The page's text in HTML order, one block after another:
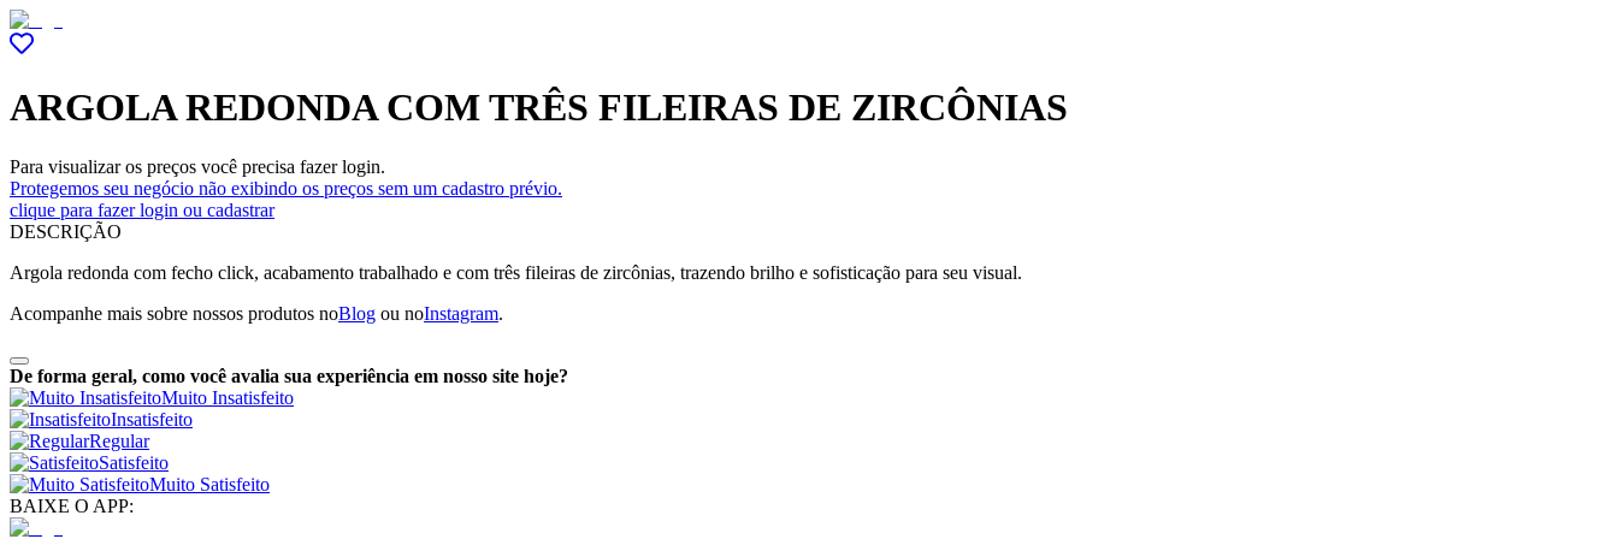
ARGOLA REDONDA COM TRÊS FILEIRAS DE ZIRCÔNIAS
Para visualizar os preços você precisa fazer login.
Protegemos seu negócio não exibindo os preços sem um cadastro prévio.
clique para fazer login ou cadastrar
DESCRIÇÃO
Argola redonda com fecho click, acabamento trabalhado e com três fileiras de zircônias, trazendo brilho e sofisticação para seu visual.
Acompanhe mais sobre nossos produtos noBlog ou noInstagram.
De forma geral, como você avalia sua experiência em nosso site hoje?
Muito Insatisfeito
Insatisfeito
Regular
Satisfeito
Muito Satisfeito
BAIXE O APP: